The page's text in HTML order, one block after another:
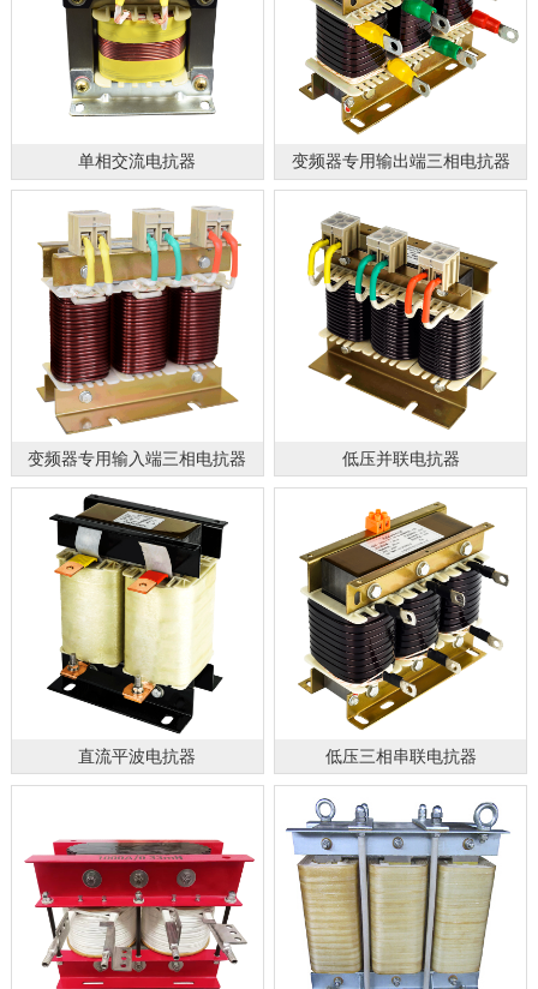
单相交流电抗器 变频器专用输出端三相电抗器
变频器专用输入端三相电抗器 低压并联电抗器
直流平波电抗器 低压三相串联电抗器